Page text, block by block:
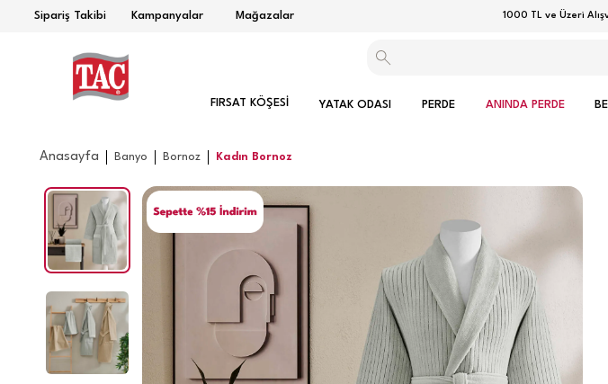
Sipariş Takibi Kampanyalar Mağazalar Uygulamaya Özel İlk
FIRSAT KÖŞESİ YATAK ODASI PERDE ANINDA PERDE
Anasayfa Banyo Bornoz Kadın Bornoz